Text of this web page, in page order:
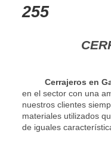
255
Cerrajeros en
en el sector con una
nuestros clientes
materiales utilizados
de iguales